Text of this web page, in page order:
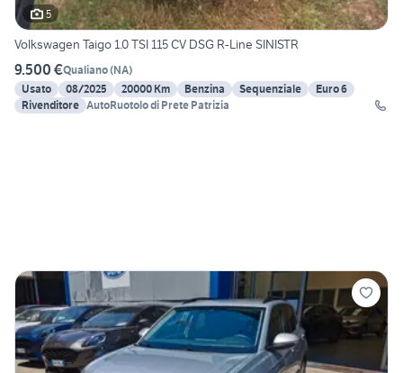
5
Volkswagen Taigo 1.0 TSI 115 CV DSG R-Line SINISTR
9.500 €Qualiano(NA)
Usato
08/2025 20000 Km Benzina Sequenziale
Euro 6
Rivenditore AutoRuotolo di Prete Patrizia